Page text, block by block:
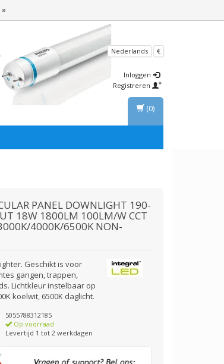
Nederlands €
Inloggen
Registreren
(0)
PANEL DOWNLIGHT 190-
18W 1800LM 100LM/W CCT
4000K/6500K NON-
Geschikt is voor
gangen, trappen,
Lichtkleur instelbaar op
koelwit, 6500K daglicht.
5055788312185
Op voorraad
Levertijd 1 tot 2 werkdagen
»